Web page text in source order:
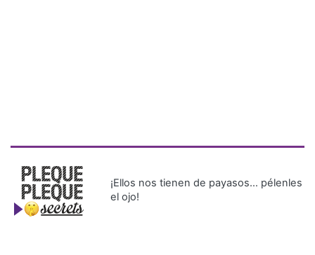
¡Ellos nos tienen de payasos… pélenles
el ojo!